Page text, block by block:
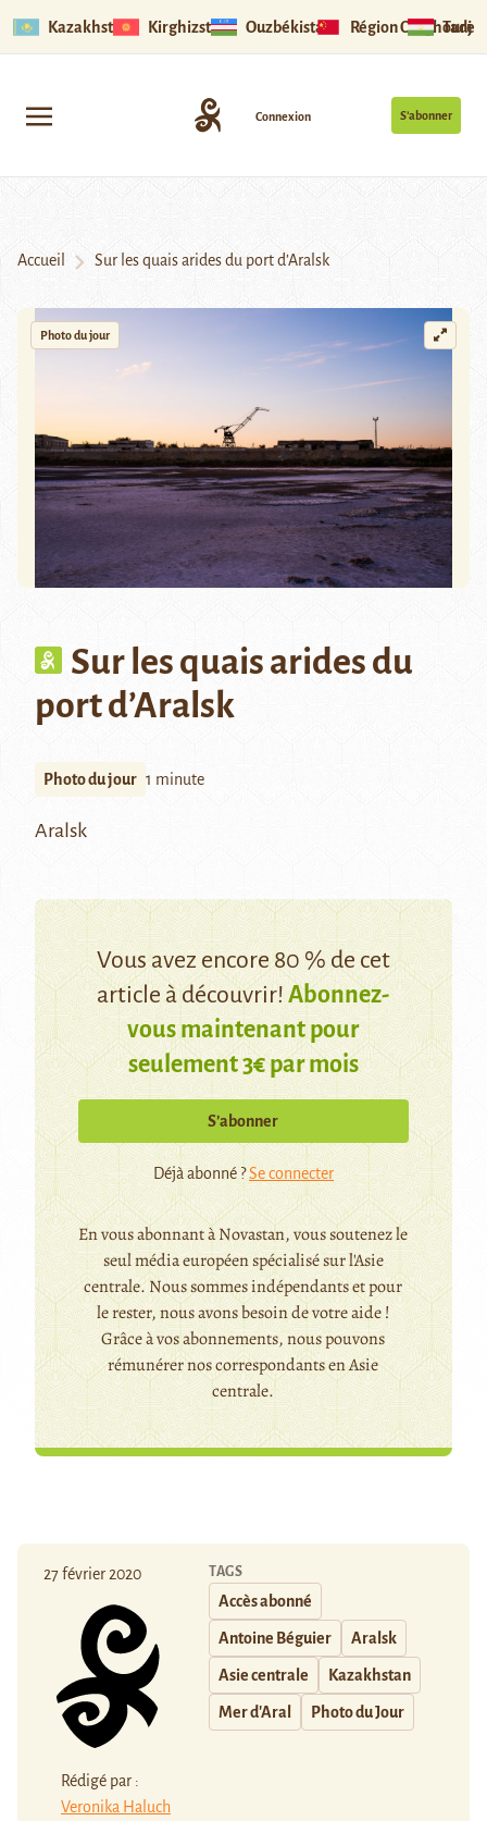
Kazakhstan Kirghizstan Ouzbékistan Région Ouïghoure
S’abonner
Connexion
Accueil Sur les quais arides du port d’Aralsk
Photo du jour
Sur les quais arides du
port d’Aralsk
Photo du jour 1 minute
Aralsk
Vous avez encore 80 % de cet
article à découvrir!Abonnez-
vous maintenant pour
seulement 3€ par mois
S’abonner
Déjà abonné ?Se connecter
En vous abonnant à Novastan, vous soutenez le
seul média européen spécialisé sur l'Asie
centrale. Nous sommes indépendants et pour
le rester, nous avons besoin de votre aide !
Grâce à vos abonnements, nous pouvons
rémunérer nos correspondants en Asie
centrale.
27 février 2020
Rédigé par :
Veronika Haluch
TAGS
Accès abonné
Antoine Béguier Aralsk
Asie centrale Kazakhstan
Mer d'Aral Photo du Jour